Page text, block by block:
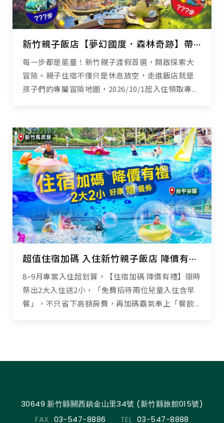
新竹親子飯店【夢幻國度．森林奇跡】帶孩子漫步山林、設施闖關抽奇跡扭蛋！
每一步都是能量！新竹親子渡假首選，開啟探索大
冒險。親子住宿不僅只是休息放空，走進飯店就是
孩子們的專屬冒險地圖，2026/10/1起入住領取專...
超值住宿加碼 入住新竹親子飯店 降價有禮高CP享受
8~9月專案入住超划算，【住宿加碼 降價有禮】限時
祭出2大入住送2小，「免費招待兩位兒童入住含早
餐」，不只省下高額房費，再加碼霸氣奉上「餐飲...
30649 新竹縣關西鎮金山里34號 (新竹縣旅館015號)
FAX 03-547-8886 TEL 03-547-8888